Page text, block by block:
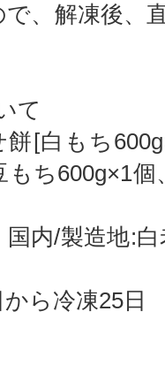
、解凍後、
て
餅[白もち
もち600g×1
内/製造地:白
ら冷凍25日